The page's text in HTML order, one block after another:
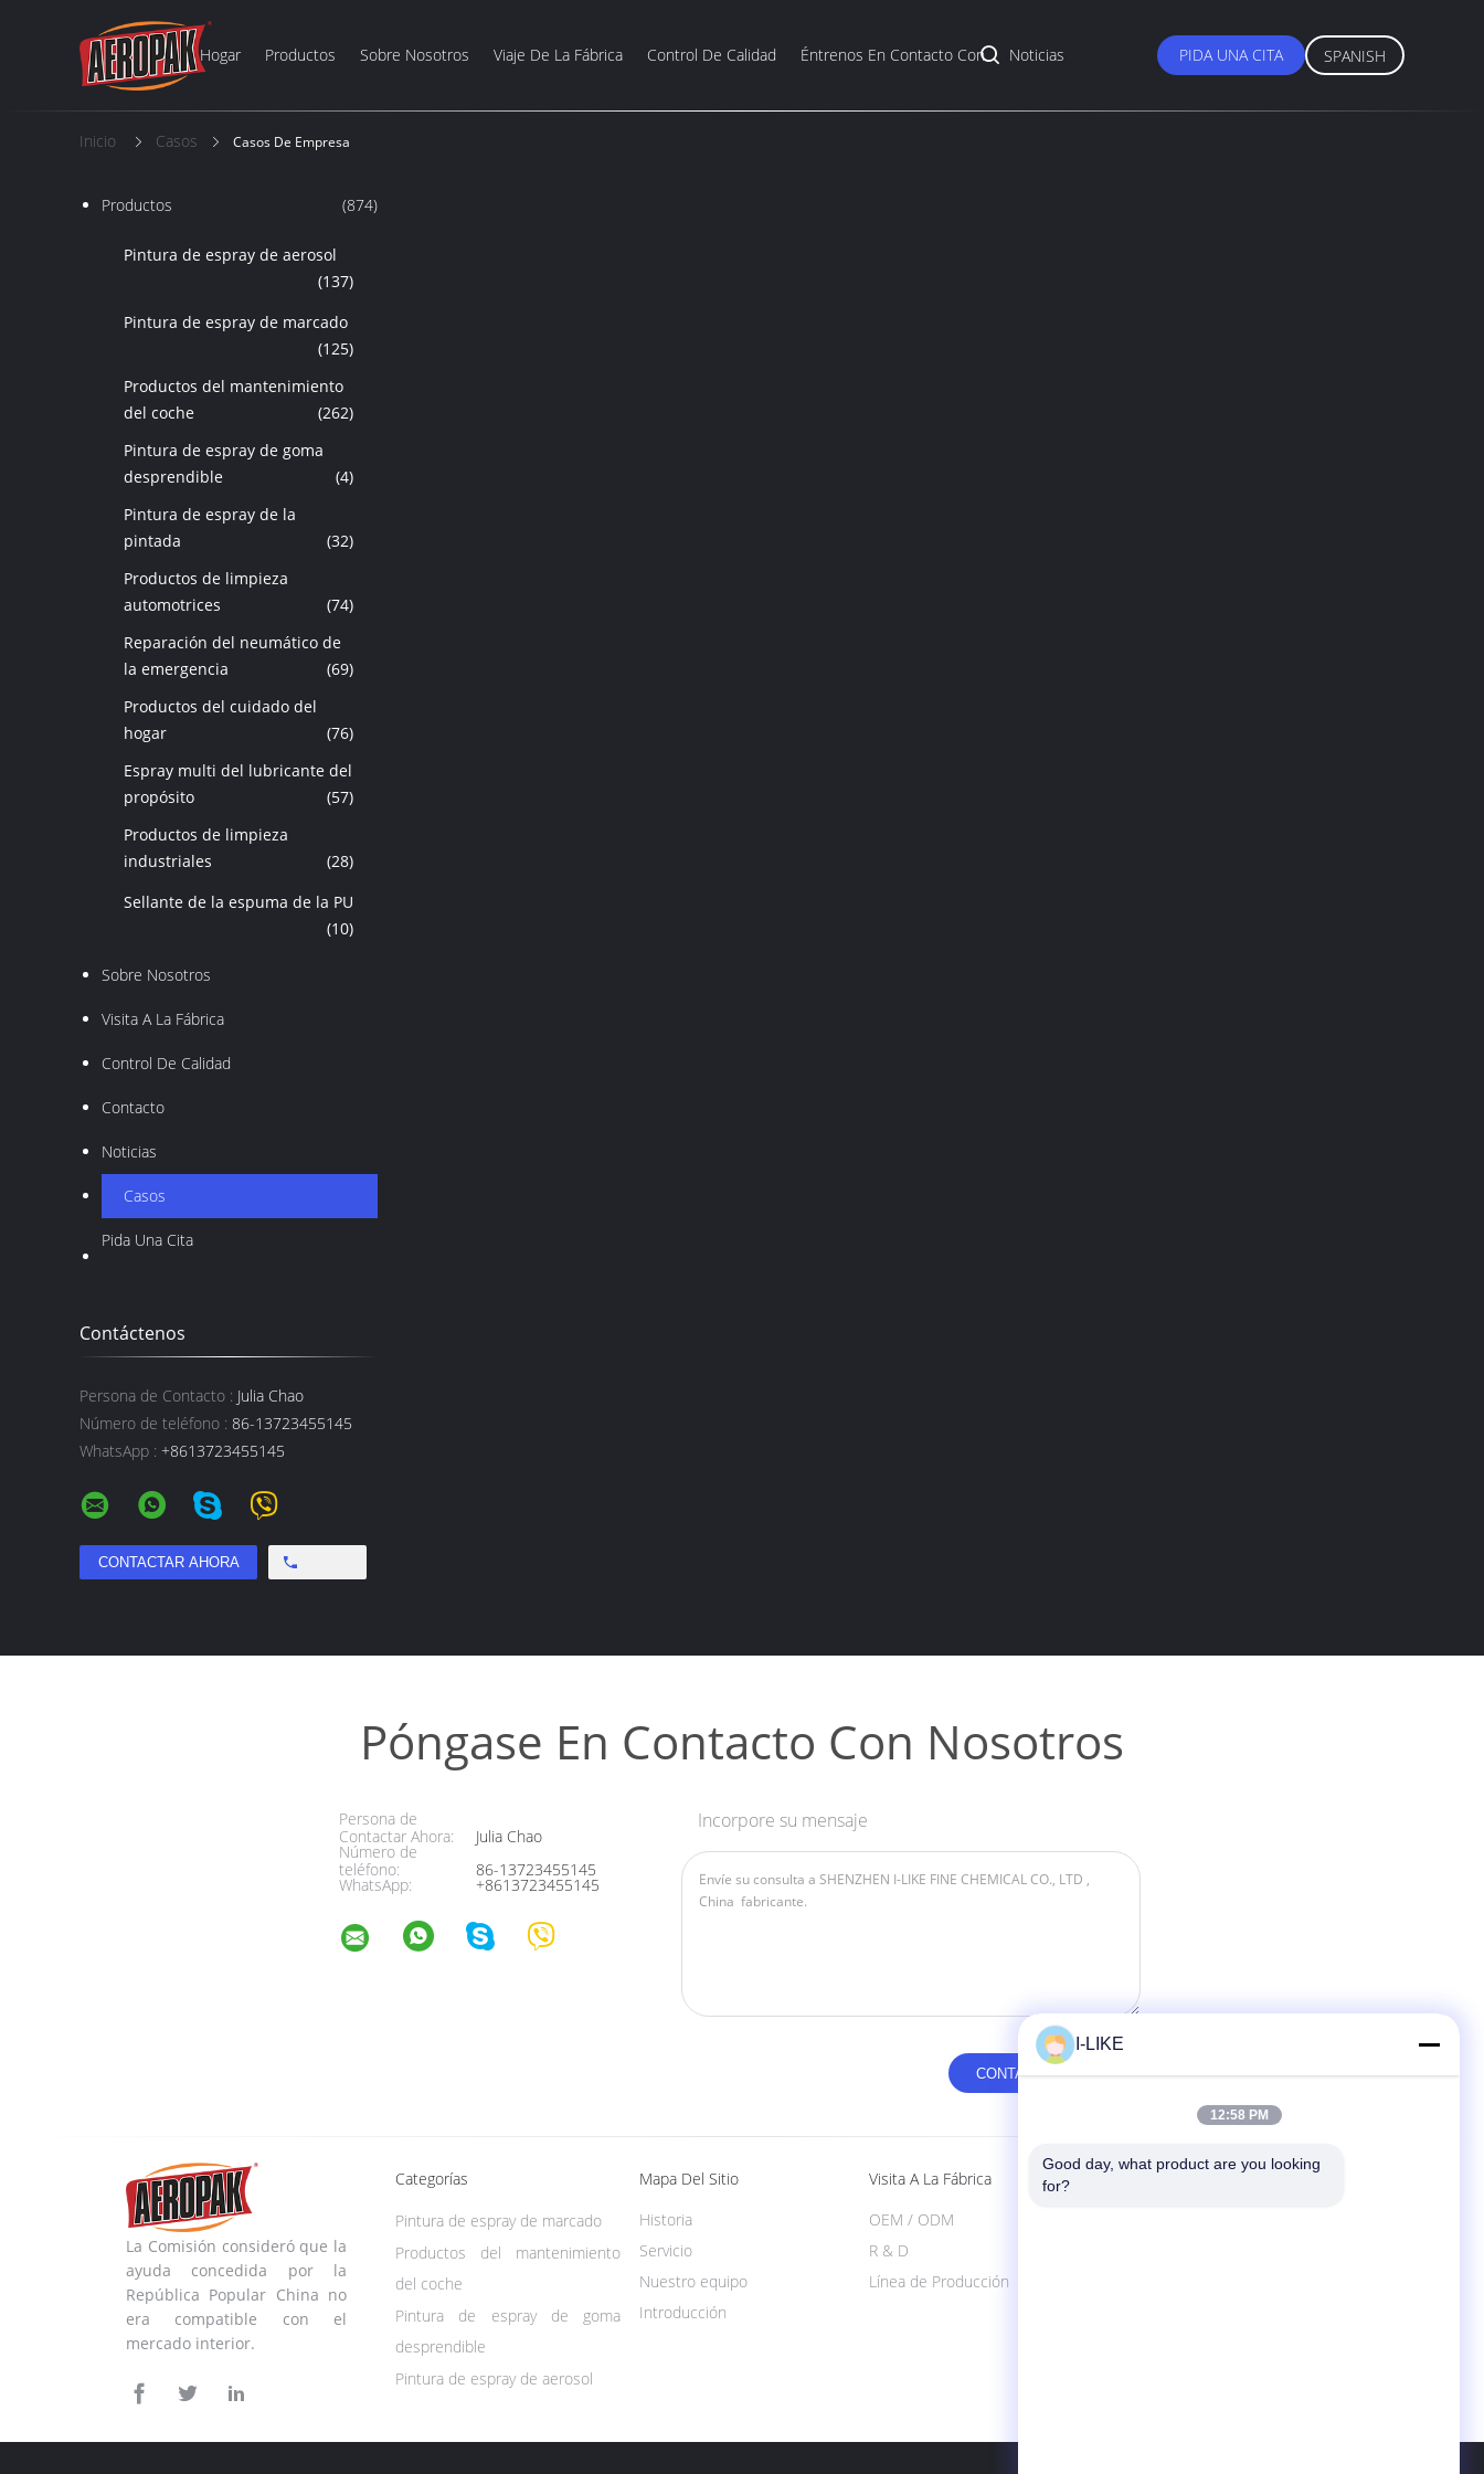
Hogar Productos Sobre Nosotros Viaje De La Fábrica Control De Calidad Éntrenos En Contacto Con Noticias PIDA UNA CITA SPANISH
Inicio Casos Casos De Empresa
Productos (874)
Pintura de espray de aerosol
(137)
Pintura de espray de marcado
(125)
Productos del mantenimiento
del coche
(262)
Pintura de espray de goma
desprendible
(4)
Pintura de espray de la
pintada
(32)
Productos de limpieza
automotrices
(74)
Reparación del neumático de
la emergencia
(69)
Productos del cuidado del
hogar
(76)
Espray multi del lubricante del
propósito
(57)
Productos de limpieza
industriales
(28)
Sellante de la espuma de la PU
(10)
Sobre Nosotros
Visita A La Fábrica
Control De Calidad
Contacto
Noticias
Casos
Pida Una Cita
Contáctenos
Persona de Contacto : Julia Chao
Número de teléfono : 86-13723455145
WhatsApp : +8613723455145
Póngase En Contacto Con Nosotros
Persona de
Contactar Ahora:
Julia Chao
Número de
teléfono:
86-13723455145
WhatsApp: +8613723455145
Incorpore su mensaje
La Comisión consideró que la
ayuda concedida por la
República Popular China no
era compatible con el
mercado interior.
Categorías
Pintura de espray de aerosol
Pintura de espray de marcado
Productos del mantenimiento
del coche
Pintura de espray de goma
desprendible
Mapa Del Sitio
Introducción
Historia
Servicio
Nuestro equipo
Visita A La Fábrica
Línea de Producción
OEM / ODM
R & D
Contactar Ahora
I-LIKE
12:58 PM
Good day, what product are you looking
for?